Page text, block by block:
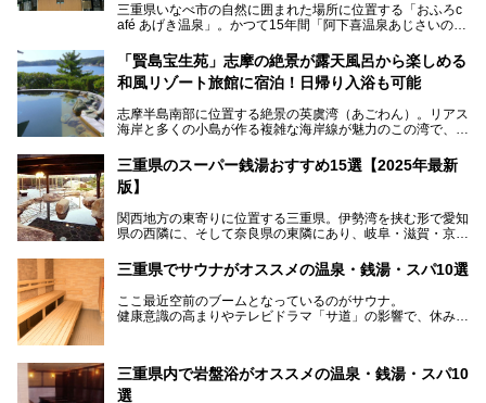
三重県いなべ市の自然に囲まれた場所に位置する「おふろc
afé あげき温泉」。かつて15年間「阿下喜温泉あじさいの
泊が楽しめる施設として2024年4月に新しく生まれ変わりま
した！
ていた施設……。今回は、地元の方から観光客まで楽しめる
「おふろcafé あげき温泉」をじっくりご紹介していきま
「賢島宝生苑」志摩の絶景が露天風呂から楽しめる
和風リゾート旅館に宿泊！日帰り入浴も可能
志摩半島南部に位置する絶景の英虞湾（あごわん）。リアス
海岸と多くの小島が作る複雑な海岸線が魅力のこの湾で、最
らも英虞湾が一望できる人気の旅館「賢島宝生苑（かしこじ
まほうじょうえん）」をご紹介します。日帰り入浴もできま
すよ！
───
提供元：賢島宝生苑【PR】
三重県のスーパー銭湯おすすめ15選【2025年最新
版】
関西地方の東寄りに位置する三重県。伊勢湾を挟む形で愛知
県の西隣に、そして奈良県の東隣にあり、岐阜・滋賀・京
伊勢神宮を擁する伊勢志摩や、世界遺産に登録された熊野古
道をはじめ、鳥羽水族館、忍者の里・伊賀、鈴鹿サーキッ
ト、松坂牛に伊勢海老……と、観光＆グルメの宝庫です。
東からも西からも訪れやすい三重県には、ハイクオリティな
スーパー銭湯がたくさん！お風呂も食事もコスパもいい、お
三重県でサウナがオススメの温泉・銭湯・スパ10選
ここ最近空前のブームとなっているのがサウナ。
健康意識の高まりやテレビドラマ「サ道」の影響で、休みの
いサウナのある温泉や銭湯、スパをご紹介。
気軽に立ち寄れてリラックス効果の高いサウナで、日頃の疲
三重県内で岩盤浴がオススメの温泉・銭湯・スパ10
選